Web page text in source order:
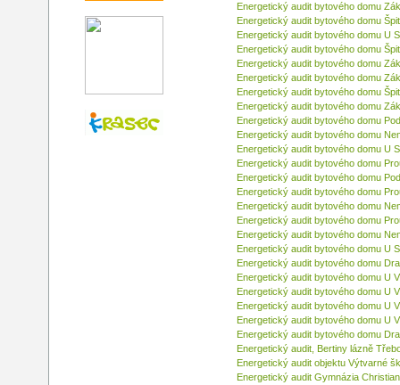
Energetický audit bytového domu
Energetický audit bytového domu
Energetický audit bytového domu U
Energetický audit bytového domu
Energetický audit bytového domu
Energetický audit bytového domu
Energetický audit bytového domu
Energetický audit bytového domu
Energetický audit bytového domu
Energetický audit bytového domu
Energetický audit bytového domu U
Energetický audit bytového domu
Energetický audit bytového domu
Energetický audit bytového domu
Energetický audit bytového domu
Energetický audit bytového domu
Energetický audit bytového domu
Energetický audit bytového domu U
Energetický audit bytového domu
Energetický audit bytového domu U
Energetický audit bytového domu U
Energetický audit bytového domu U
Energetický audit bytového domu U
Energetický audit bytového domu
Energetický audit, Bertiny lázně
Energetický audit objektu Výtvarné
Energetický audit Gymnázia